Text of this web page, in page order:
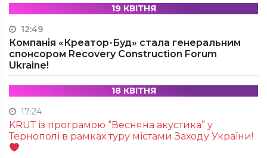
19 КВІТНЯ
12:49
Компанія «Креатор-Буд» стала генеральним
спонсором Recovery Construction Forum
Ukraine!
18 КВІТНЯ
17:24
KRUТ із програмою “Весняна акустика” у
Тернополі в рамках туру містами Заходу України!